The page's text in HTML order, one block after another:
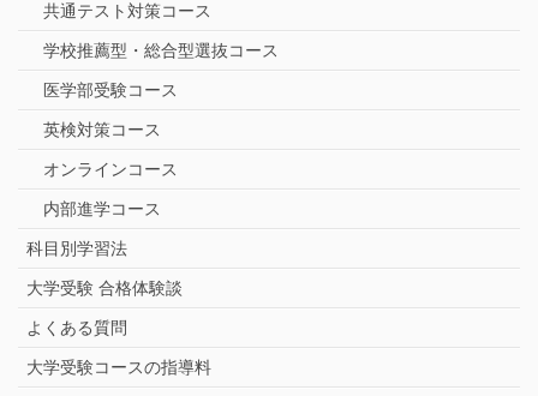
共通テスト対策コース
学校推薦型・総合型選抜コース
医学部受験コース
英検対策コース
オンラインコース
内部進学コース
科目別学習法
大学受験 合格体験談
よくある質問
大学受験コースの指導料